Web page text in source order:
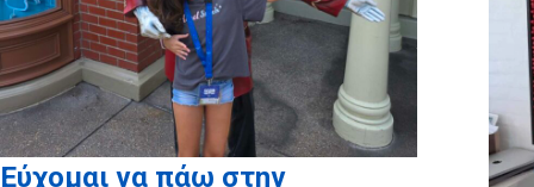
Εύχομαι να πάω στην